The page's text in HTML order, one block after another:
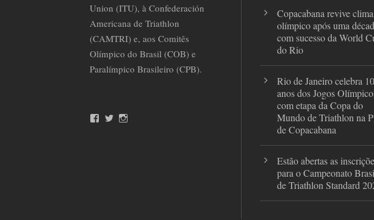
Union (ITU), à Confederación
Americana de Triathlon
(CAMTRI) e, aos Comitês
Olímpico do Brasil (COB) e
Paralímpico Brasileiro (CPB).
T
Copacabana revive clima
olímpico após uma
com sucesso da World
do Rio
Rio de Janeiro celebra 10
anos dos Jogos
com etapa da Copa do
Mundo de Triathlon na
de Copacabana
Estão abertas as
para o Campeonato
de Triathlon Standard